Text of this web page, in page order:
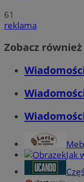
61
reklama
Zobacz również
Jak